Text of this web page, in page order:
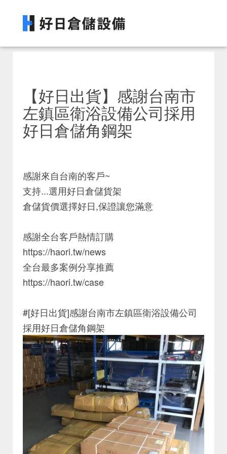
【好日出貨】感謝台南市
左鎮區衛浴設備公司採用
好日倉儲角鋼架
感謝來自台南的客戶~
支持...選用好日倉儲貨架
倉儲貨價選擇好日,保證讓您滿意
感謝全台客戶熱情訂購
https://haori.tw/news
全台最多案例分享推薦
https://haori.tw/case
#[好日出貨]感謝台南市左鎮區衛浴設備公司
採用好日倉儲角鋼架